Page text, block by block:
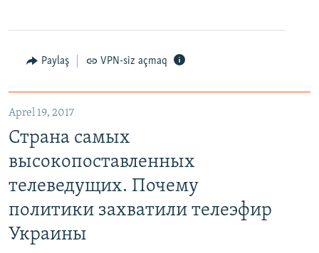
Paylaş VPN-siz açmaq
Aprel 19, 2017
Страна самых
высокопоставленных
телеведущих. Почему
политики захватили телеэфир
Украины